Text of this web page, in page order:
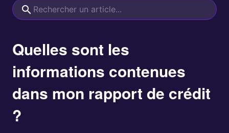
Quelles sont les
informations contenues
dans mon rapport de crédit
?